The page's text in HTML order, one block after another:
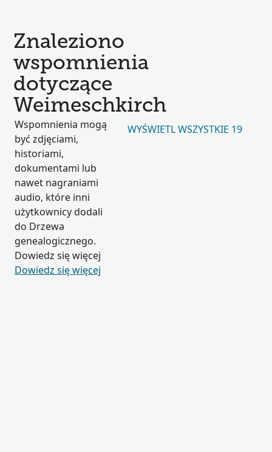
Znaleziono
wspomnienia
dotyczące
Weimeschkirch
Wspomnienia mogą
być zdjęciami,
historiami,
dokumentami lub
nawet nagraniami
audio, które inni
użytkownicy dodali
do Drzewa
genealogicznego.
Dowiedz się więcej
Dowiedz się więcej
WYŚWIETL WSZYSTKIE 19